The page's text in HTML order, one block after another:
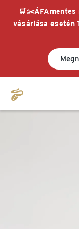
🛒✂️ÁFAmentes
vásárlása esetén